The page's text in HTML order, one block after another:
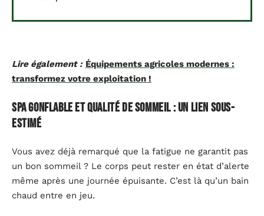
Lire également : Équipements agricoles modernes :
transformez votre exploitation !
Spa gonflable et qualité de sommeil : un lien sous-
estimé
Vous avez déjà remarqué que la fatigue ne garantit pas
un bon sommeil ? Le corps peut rester en état d’alerte
même après une journée épuisante. C’est là qu’un bain
chaud entre en jeu.